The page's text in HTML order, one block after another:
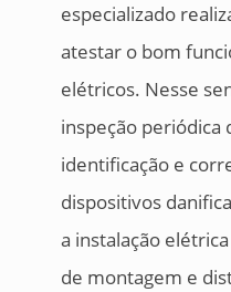
especializado
atestar o bom
elétricos. Nesse
inspeção periódica
identificação e
dispositivos
a instalação
de montagem e